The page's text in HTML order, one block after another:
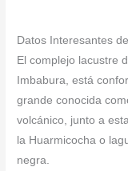
Datos Interesantes
El complejo lacustre
Imbabura, está
grande conocida
volcánico, junto a
la Huarmicocha o
negra.